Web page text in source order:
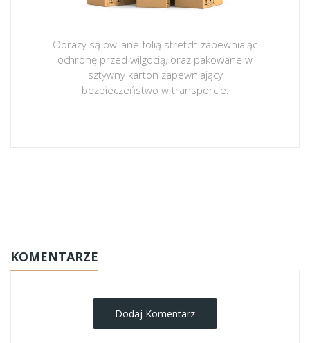
Obrazy są owijane folią stretch zapewniając
ochronę przed wilgocią, oraz pakowane w
sztywny karton zapewniający
bezpieczeństwo w transporcie.
KOMENTARZE
Dodaj Komentarz